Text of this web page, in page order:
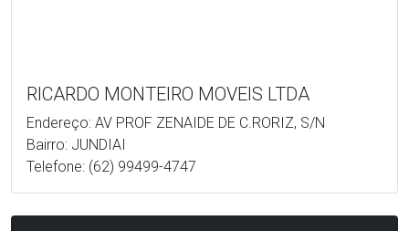
RICARDO MONTEIRO MOVEIS LTDA
Endereço: AV PROF ZENAIDE DE C.RORIZ, S/N
Bairro: JUNDIAI
Telefone: (62) 99499-4747